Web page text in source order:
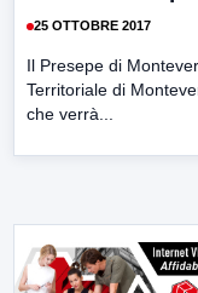
25 OTTOBRE 2017
Il Presepe di
Territoriale di
che verrà...